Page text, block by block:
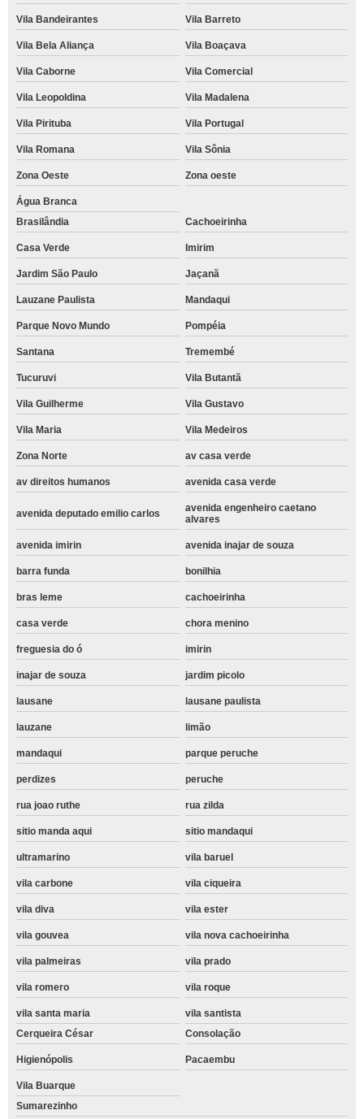
Vila Bandeirantes Vila Barreto
Vila Bela Aliança Vila Boaçava
Vila Caborne Vila Comercial
Vila Leopoldina Vila Madalena
Vila Pirituba Vila Portugal
Vila Romana Vila Sônia
Zona Oeste Zona oeste
Água Branca
Brasilândia
Cachoeirinha
Casa Verde Imirim
Jardim São Paulo Jaçanã
Lauzane Paulista Mandaqui
Parque Novo Mundo Pompéia
Santana Tremembé
Tucuruvi Vila Butantã
Vila Guilherme Vila Gustavo
Vila Maria Vila Medeiros
Zona Norte av casa verde
av direitos humanos avenida casa verde
avenida deputado emilio carlos
avenida engenheiro caetano
alvares
avenida imirin avenida inajar de souza
barra funda bonilhia
bras leme cachoeirinha
casa verde chora menino
freguesia do ó imirin
inajar de souza jardim picolo
lausane lausane paulista
lauzane limão
mandaqui parque peruche
perdizes peruche
rua joao ruthe rua zilda
sitio manda aqui sitio mandaqui
ultramarino vila baruel
vila carbone vila ciqueira
vila diva vila ester
vila gouvea vila nova cachoeirinha
vila palmeiras vila prado
vila romero vila roque
vila santa maria
vila santista
Cerqueira César
Consolação
Higienópolis Pacaembu
Vila Buarque
Sumarezinho